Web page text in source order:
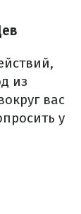
из
вас
у